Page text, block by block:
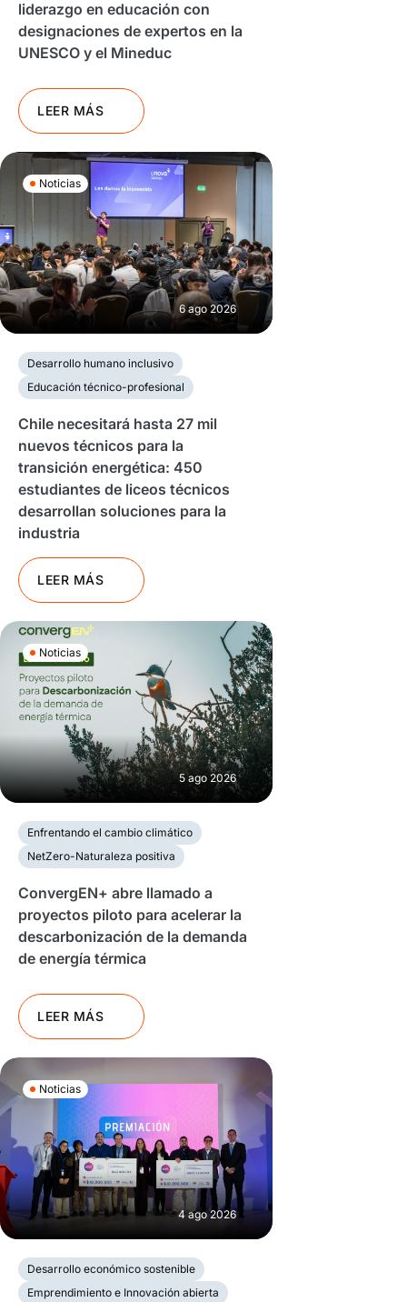
liderazgo en educación con
designaciones de expertos en la
UNESCO y el Mineduc
LEER MÁS
Noticias
6 ago 2026
Desarrollo humano inclusivo
Educación técnico-profesional
Chile necesitará hasta 27 mil
nuevos técnicos para la
transición energética: 450
estudiantes de liceos técnicos
desarrollan soluciones para la
industria
LEER MÁS
Noticias
5 ago 2026
Enfrentando el cambio climático
NetZero-Naturaleza positiva
ConvergEN+ abre llamado a
proyectos piloto para acelerar la
descarbonización de la demanda
de energía térmica
LEER MÁS
Noticias
4 ago 2026
Desarrollo económico sostenible
Emprendimiento e Innovación abierta